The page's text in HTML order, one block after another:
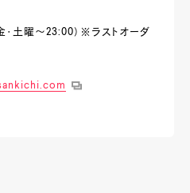
・土曜～23:00）※ラストオーダ